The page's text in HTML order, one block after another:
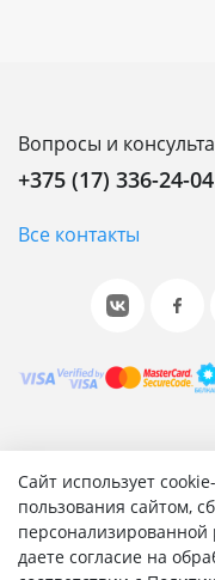
Сайт использует
пользования сайтом,
даете согласие на
Вопросы и
+375 (17) 336-24-04
Все контакты
© 2001-2026 «Битрикс»,
Битрикс: Управление
Согласие на обработку
Отзыв согласия на